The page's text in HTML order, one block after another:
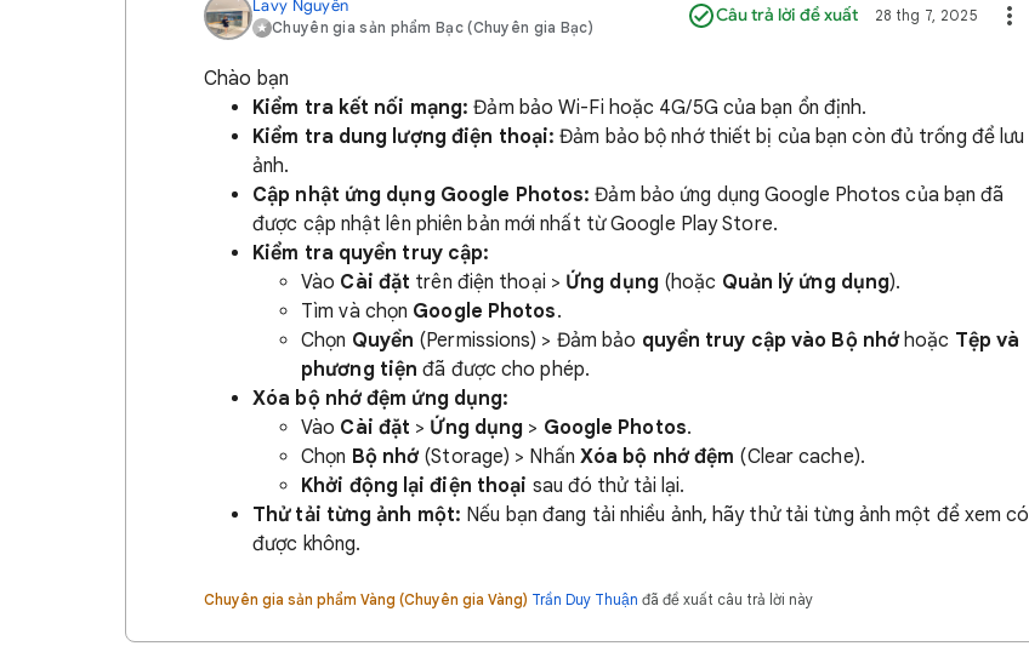
Lavy Nguyễn
Chuyên gia sản phẩm Bạc (Chuyên gia Bạc)
Câu trả lời đề xuất 28 thg 7, 2025
Chào bạn
Kiểm tra kết nối mạng: Đảm bảo Wi-Fi hoặc 4G/5G của bạn ổn định.
Kiểm tra dung lượng điện thoại: Đảm bảo bộ nhớ thiết bị của bạn còn đủ trống để lưu
ảnh.
Cập nhật ứng dụng Google Photos: Đảm bảo ứng dụng Google Photos của bạn đã
được cập nhật lên phiên bản mới nhất từ Google Play Store.
Kiểm tra quyền truy cập:
Vào Cài đặt trên điện thoại > Ứng dụng (hoặc Quản lý ứng dụng).
Tìm và chọn Google Photos.
Chọn Quyền (Permissions) > Đảm bảo quyền truy cập vào Bộ nhớ hoặc Tệp và
phương tiện đã được cho phép.
Xóa bộ nhớ đệm ứng dụng:
Vào Cài đặt > Ứng dụng > Google Photos.
Chọn Bộ nhớ (Storage) > Nhấn Xóa bộ nhớ đệm (Clear cache).
Khởi động lại điện thoại sau đó thử tải lại.
Thử tải từng ảnh một: Nếu bạn đang tải nhiều ảnh, hãy thử tải từng ảnh một để xem có
được không.
Chuyên gia sản phẩm Vàng (Chuyên gia Vàng) Trần Duy Thuận đã đề xuất câu trả lời này